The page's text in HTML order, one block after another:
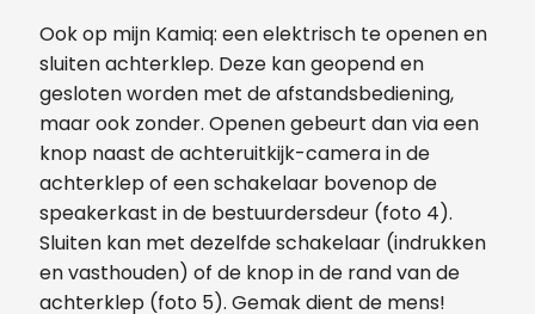
Ook op mijn Kamiq: een elektrisch te openen en
sluiten achterklep. Deze kan geopend en
gesloten worden met de afstandsbediening,
maar ook zonder. Openen gebeurt dan via een
knop naast de achteruitkijk-camera in de
achterklep of een schakelaar bovenop de
speakerkast in de bestuurdersdeur (foto 4).
Sluiten kan met dezelfde schakelaar (indrukken
en vasthouden) of de knop in de rand van de
achterklep (foto 5). Gemak dient de mens!